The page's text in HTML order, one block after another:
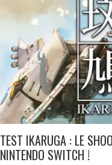
TEST IKARUGA : LE
NINTENDO SWITCH !